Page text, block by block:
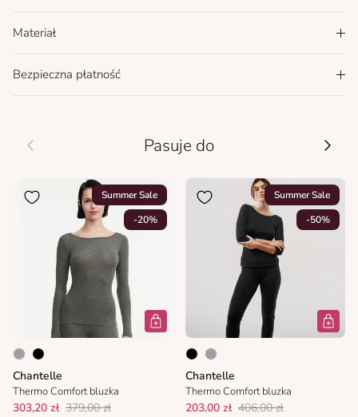
Materiał
Bezpieczna płatność
Wcześniej Pasuje do
Summer Sale
-20%
Chantelle
Thermo Comfort bluzka
303,20 zł 379,00 zł
Summer Sale
-50%
Chantelle
Thermo Comfort bluzka
203,00 zł 406,00 zł